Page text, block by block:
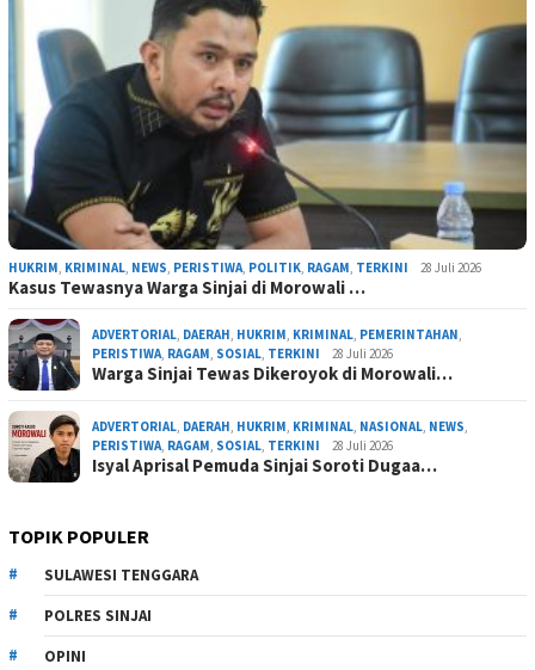
HUKRIM, KRIMINAL, NEWS, PERISTIWA, POLITIK, RAGAM, TERKINI 28 Juli 2026
Kasus Tewasnya Warga Sinjai di Morowali …
ADVERTORIAL, DAERAH, HUKRIM, KRIMINAL, PEMERINTAHAN,
PERISTIWA, RAGAM, SOSIAL, TERKINI 28 Juli 2026
Warga Sinjai Tewas Dikeroyok di Morowali…
ADVERTORIAL, DAERAH, HUKRIM, KRIMINAL, NASIONAL, NEWS,
PERISTIWA, RAGAM, SOSIAL, TERKINI 28 Juli 2026
Isyal Aprisal Pemuda Sinjai Soroti Dugaa…
TOPIK POPULER
SULAWESI TENGGARA
POLRES SINJAI
OPINI